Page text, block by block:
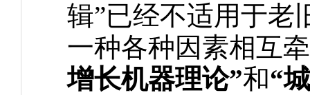
辑”已经不适用于老
一种各种因素相互
增长机器理论”和“